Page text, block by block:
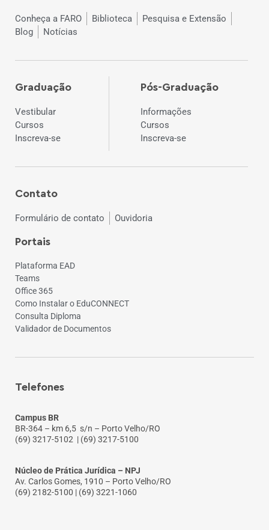
Conheça a FARO Biblioteca
Pesquisa e Extensão
Blog
Notícias
Graduação
Vestibular
Cursos
Inscreva-se
Pós-Graduação
Informações
Cursos
Inscreva-se
Contato
Formulário de contato Ouvidoria
Portais
Plataforma EAD
Teams
Office 365
Como Instalar o EduCONNECT
Consulta Diploma
Validador de Documentos
Telefones
Campus BR
BR-364 – km 6,5 s/n – Porto Velho/RO
(69) 3217-5102 | (69) 3217-5100
Núcleo de Prática Jurídica – NPJ
Av. Carlos Gomes, 1910 – Porto Velho/RO
(69) 2182-5100 | (69) 3221-1060